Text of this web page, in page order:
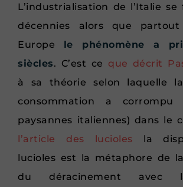
L’industrialisation de l’Italie
décennies alors que
Europe le phénomène a
siècles. C’est ce que décrit
à sa théorie selon laquelle
consommation a corrompu
paysannes italiennes) dans le
l’article des lucioles la
lucioles est la métaphore de
du déracinement avec